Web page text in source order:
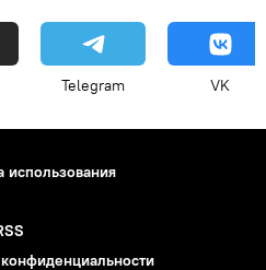
Telegram VK
использования